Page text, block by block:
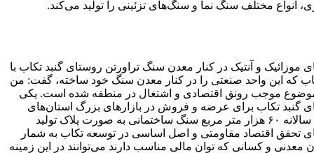
انواع مختلف سنگ نما و سنگ‌های تزئینی را تولید می‌کند.
و نیمه‌اتوماتیک با هدف تولید سالانه ۱۰۰هزار مترمربع انواع سنگ‌های موزائیک و آنتیک در کنار معدن سنگ تراورتن روستای گنبد تکاب با
شد.مدیرعامل کارخانه سنگبری روستای گنبد تکاب که این واحد صنعتی را در کنار معدن سنگ خود ساخته، گفت: من
این موضوع موجب رونق اقتصادی و اشتغال در منطقه شده است. یکی
گنبد تکاب برای عرضه و فروش در بازارهای بزرگ استان‌های
مختلف از جمله شهرهای تهران، اصفهان، قم، محلات، زنجان، قروه و همدان ارسال می‌شود. این کارخانه سنگبری گنبد تکاب در فاز نخست، سالانه ۶۰ هزار متر مربع سنگ ساختمانی به صورت پلاک تولید
راهکارهای تحقق اقتصاد مقاومتی و اصل اساسی در توسعه تکاب به شمار
و کسانی که توان مالی مناسب دارند می‌توانند در این زمینه